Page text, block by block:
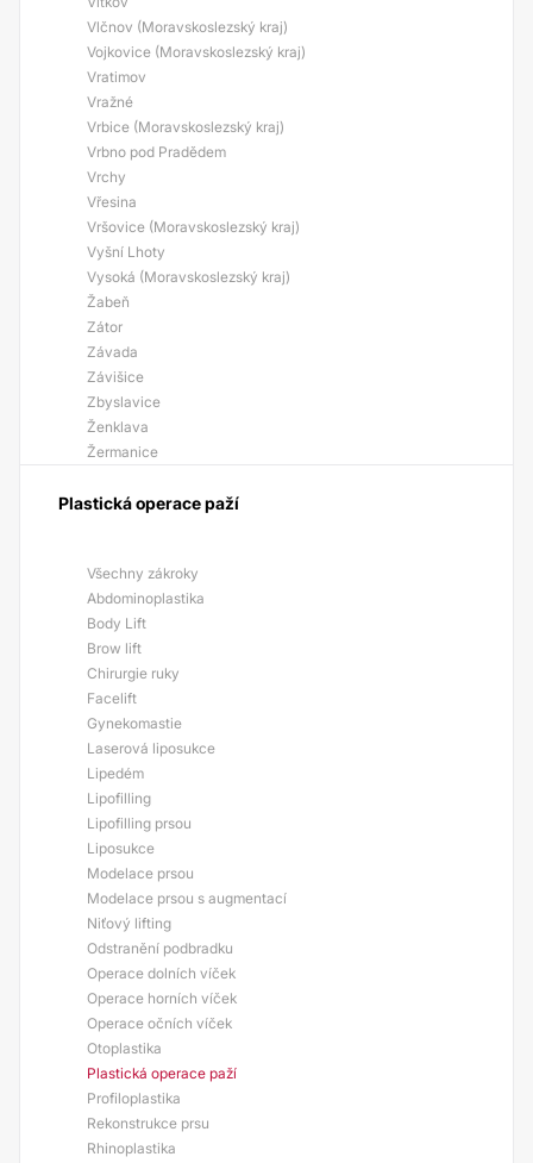
Vlčnov (Moravskoslezský kraj)
Vojkovice (Moravskoslezský kraj)
Vratimov
Vražné
Vrbice (Moravskoslezský kraj)
Vrbno pod Pradědem
Vrchy
Vřesina
Vršovice (Moravskoslezský kraj)
Vyšní Lhoty
Vysoká (Moravskoslezský kraj)
Žabeň
Zátor
Závada
Závišice
Zbyslavice
Ženklava
Žermanice
Plastická operace paží
Všechny zákroky
Abdominoplastika
Body Lift
Brow lift
Chirurgie ruky
Facelift
Gynekomastie
Laserová liposukce
Lipedém
Lipofilling
Lipofilling prsou
Liposukce
Modelace prsou
Modelace prsou s augmentací
Niťový lifting
Odstranění podbradku
Operace dolních víček
Operace horních víček
Operace očních víček
Otoplastika
Plastická operace paží
Profiloplastika
Rekonstrukce prsu
Rhinoplastika